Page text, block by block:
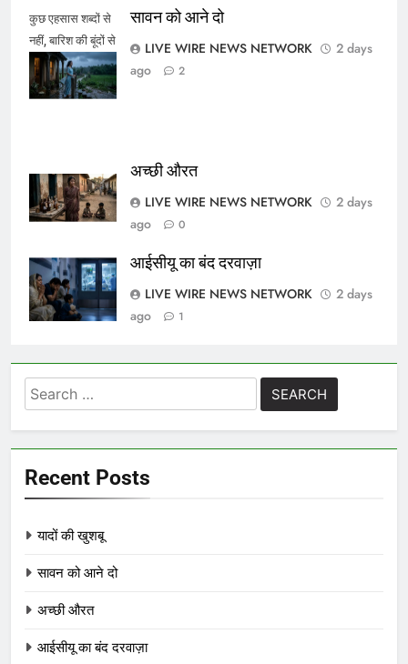
कुछ एहसास शब्दों से
नहीं, बारिश की बूंदों से
कहे जाते हैं।
सावन को आने दो
LIVE WIRE NEWS NETWORK
2 days
ago
2
अच्छी औरत
LIVE WIRE NEWS NETWORK
2 days
ago
0
आईसीयू का बंद दरवाज़ा
LIVE WIRE NEWS NETWORK
2 days
ago
1
Search
for:
Recent Posts
यादों की खुशबू
सावन को आने दो
अच्छी औरत
आईसीयू का बंद दरवाज़ा